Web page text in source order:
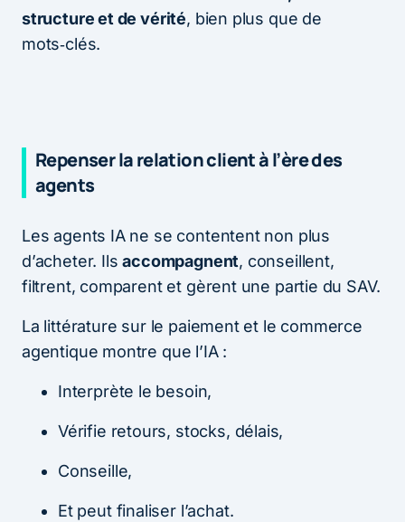
structure et de vérité, bien plus que de
mots‑clés.
Repenser la relation client à l’ère des
agents
Les agents IA ne se contentent non plus
d’acheter. Ilsaccompagnent, conseillent,
filtrent, comparent et gèrent une partie du SAV.
La littérature sur le paiement et le commerce
agentique montre que l’IA :
Interprète le besoin,
Vérifie retours, stocks, délais,
Conseille,
Et peut finaliser l’achat.